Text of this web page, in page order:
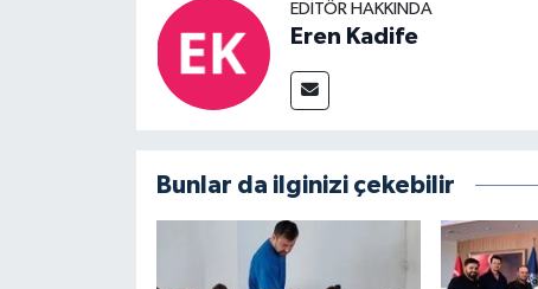
EDITÖR HAKKINDA
Eren Kadife
Bunlar da ilginizi çekebilir